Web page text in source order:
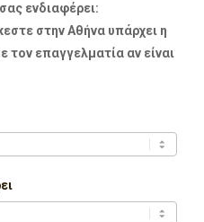
ενδιαφέρει:
στην Αθήνα υπάρχει η
τον επαγγελματία αν είναι